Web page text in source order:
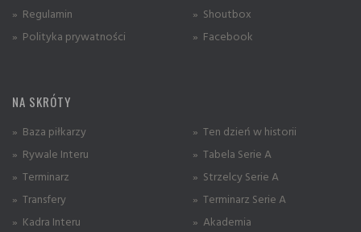
» Regulamin
» Polityka prywatności
» Shoutbox
» Facebook
NA SKRÓTY
» Baza piłkarzy
» Rywale Interu
» Terminarz
» Transfery
» Kadra Interu
» Ten dzień w historii
» Tabela Serie A
» Strzelcy Serie A
» Terminarz Serie A
» Akademia